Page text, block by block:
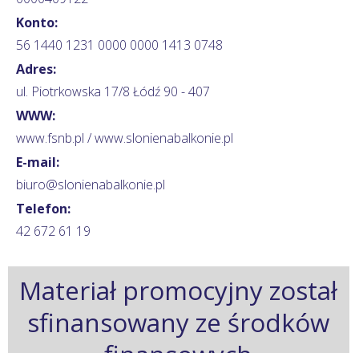
Konto:
56 1440 1231 0000 0000 1413 0748
Adres:
ul. Piotrkowska 17/8 Łódź 90 - 407
WWW:
www.fsnb.pl / www.slonienabalkonie.pl
E-mail:
biuro@slonienabalkonie.pl
Telefon:
42 672 61 19
Materiał promocyjny został
sfinansowany ze środków